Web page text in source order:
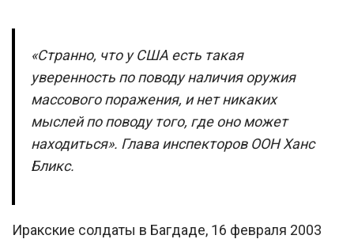
«Странно, что у США есть такая
уверенность по поводу наличия оружия
массового поражения, и нет никаких
мыслей по поводу того, где оно может
находиться». Глава инспекторов ООН Ханс
Бликс.
Иракские солдаты в Багдаде, 16 февраля 2003